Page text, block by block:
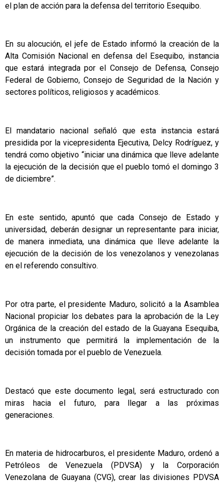
el plan de acción para la defensa del territorio Esequibo.
En su alocución, el jefe de Estado informó la creación de la
Alta Comisión Nacional en defensa del Esequibo, instancia
que estará integrada por el Consejo de Defensa, Consejo
Federal de Gobierno, Consejo de Seguridad de la Nación y
sectores políticos, religiosos y académicos.
El mandatario nacional señaló que esta instancia estará
presidida por la vicepresidenta Ejecutiva, Delcy Rodríguez, y
tendrá como objetivo “iniciar una dinámica que lleve adelante
la ejecución de la decisión que el pueblo tomó el domingo 3
de diciembre”.
En este sentido, apuntó que cada Consejo de Estado y
universidad, deberán designar un representante para iniciar,
de manera inmediata, una dinámica que lleve adelante la
ejecución de la decisión de los venezolanos y venezolanas
en el referendo consultivo.
Por otra parte, el presidente Maduro, solicitó a la Asamblea
Nacional propiciar los debates para la aprobación de la Ley
Orgánica de la creación del estado de la Guayana Esequiba,
un instrumento que permitirá la implementación de la
decisión tomada por el pueblo de Venezuela.
Destacó que este documento legal, será estructurado con
miras hacia el futuro, para llegar a las próximas
generaciones.
En materia de hidrocarburos, el presidente Maduro, ordenó a
Petróleos de Venezuela (PDVSA) y la Corporación
Venezolana de Guayana (CVG), crear las divisiones PDVSA